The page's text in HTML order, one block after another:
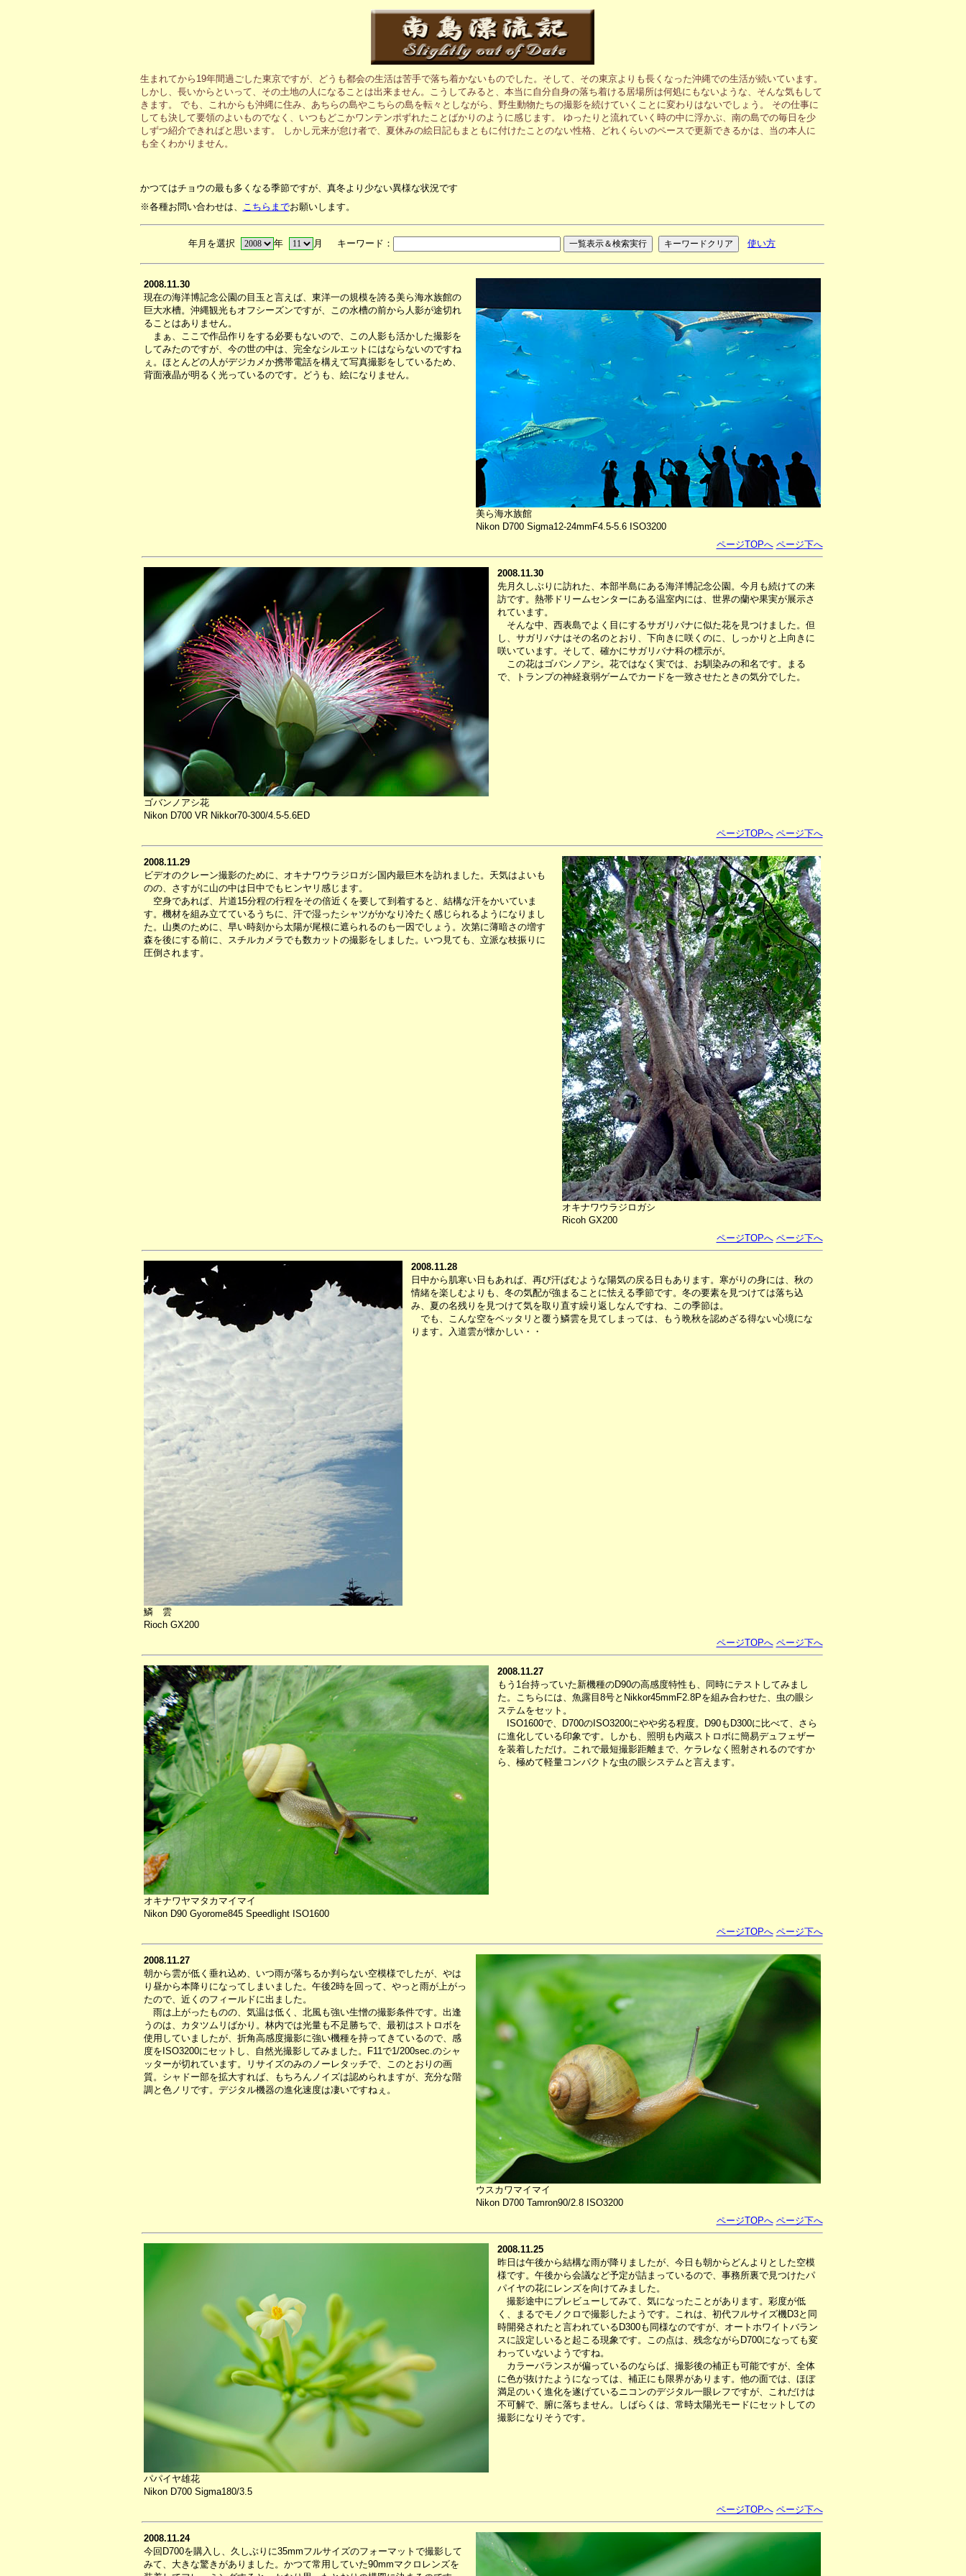
生まれてから19年間過ごした東京ですが、どうも都会の生活は苦手で落ち着かないものでした。そして、その東京よりも長くなった沖縄での生活が続いています。
しかし、長いからといって、その土地の人になることは出来ません。こうしてみると、本当に自分自身の落ち着ける居場所は何処にもないような、そんな気もして
きます。 でも、これからも沖縄に住み、あちらの島やこちらの島を転々としながら、野生動物たちの撮影を続けていくことに変わりはないでしょう。 その仕事に
しても決して要領のよいものでなく、いつもどこかワンテンポずれたことばかりのように感じます。 ゆったりと流れていく時の中に浮かぶ、南の島での毎日を少
しずつ紹介できればと思います。 しかし元来が怠け者で、夏休みの絵日記もまともに付けたことのない性格、どれくらいのペースで更新できるかは、当の本人に
も全くわかりません。
かつてはチョウの最も多くなる季節ですが、真冬より少ない異様な状況です
※各種お問い合わせは、 こちらまでお願いします。
年月を選択 年 月 キーワード： 使い方
2008.11.30
現在の海洋博記念公園の目玉と言えば、東洋一の規模を誇る美ら海水族館の
巨大水槽。沖縄観光もオフシーズンですが、この水槽の前から人影が途切れ
ることはありません。
まぁ、ここで作品作りをする必要もないので、この人影も活かした撮影を
してみたのですが、今の世の中は、完全なシルエットにはならないのですね
ぇ。ほとんどの人がデジカメか携帯電話を構えて写真撮影をしているため、
背面液晶が明るく光っているのです。どうも、絵になりません。
美ら海水族館
Nikon D700 Sigma12-24mmF4.5-5.6 ISO3200
ページTOPへ ページ下へ
ゴバンノアシ花
Nikon D700 VR Nikkor70-300/4.5-5.6ED
2008.11.30
先月久しぶりに訪れた、本部半島にある海洋博記念公園。今月も続けての来
訪です。熱帯ドリームセンターにある温室内には、世界の蘭や果実が展示さ
れています。
そんな中、西表島でよく目にするサガリバナに似た花を見つけました。但
し、サガリバナはその名のとおり、下向きに咲くのに、しっかりと上向きに
咲いています。そして、確かにサガリバナ科の標示が。
この花はゴバンノアシ。花ではなく実では、お馴染みの和名です。まる
で、トランプの神経衰弱ゲームでカードを一致させたときの気分でした。
ページTOPへ ページ下へ
2008.11.29
ビデオのクレーン撮影のために、オキナワウラジロガシ国内最巨木を訪れました。天気はよいも
のの、さすがに山の中は日中でもヒンヤリ感じます。
空身であれば、片道15分程の行程をその倍近くを要して到着すると、結構な汗をかいていま
す。機材を組み立てているうちに、汗で湿ったシャツがかなり冷たく感じられるようになりまし
た。山奥のために、早い時刻から太陽が尾根に遮られるのも一因でしょう。次第に薄暗さの増す
森を後にする前に、スチルカメラでも数カットの撮影をしました。いつ見ても、立派な枝振りに
圧倒されます。
オキナワウラジロガシ
Ricoh GX200
ページTOPへ ページ下へ
鱗 雲
Rioch GX200
2008.11.28
日中から肌寒い日もあれば、再び汗ばむような陽気の戻る日もあります。寒がりの身には、秋の
情緒を楽しむよりも、冬の気配が強まることに怯える季節です。冬の要素を見つけては落ち込
み、夏の名残りを見つけて気を取り直す繰り返しなんですね、この季節は。
でも、こんな空をベッタリと覆う鱗雲を見てしまっては、もう晩秋を認めざる得ない心境にな
ります。入道雲が懐かしい・・
ページTOPへ ページ下へ
オキナワヤマタカマイマイ
Nikon D90 Gyorome845 Speedlight ISO1600
2008.11.27
もう1台持っていた新機種のD90の高感度特性も、同時にテストしてみまし
た。こちらには、魚露目8号とNikkor45mmF2.8Pを組み合わせた、虫の眼シ
ステムをセット。
ISO1600で、D700のISO3200にやや劣る程度。D90もD300に比べて、さら
に進化している印象です。しかも、照明も内蔵ストロボに簡易デュフェザー
を装着しただけ。これで最短撮影距離まで、ケラレなく照射されるのですか
ら、極めて軽量コンパクトな虫の眼システムと言えます。
ページTOPへ ページ下へ
2008.11.27
朝から雲が低く垂れ込め、いつ雨が落ちるか判らない空模様でしたが、やは
り昼から本降りになってしまいました。午後2時を回って、やっと雨が上がっ
たので、近くのフィールドに出ました。
雨は上がったものの、気温は低く、北風も強い生憎の撮影条件です。出逢
うのは、カタツムリばかり。林内では光量も不足勝ちで、最初はストロボを
使用していましたが、折角高感度撮影に強い機種を持ってきているので、感
度をISO3200にセットし、自然光撮影してみました。F11で1/200sec.のシャ
ッターが切れています。リサイズのみのノーレタッチで、このとおりの画
質。シャドー部を拡大すれば、もちろんノイズは認められますが、充分な階
調と色ノリです。デジタル機器の進化速度は凄いですねぇ。
ウスカワマイマイ
Nikon D700 Tamron90/2.8 ISO3200
ページTOPへ ページ下へ
パパイヤ雄花
Nikon D700 Sigma180/3.5
2008.11.25
昨日は午後から結構な雨が降りましたが、今日も朝からどんよりとした空模
様です。午後から会議など予定が詰まっているので、事務所裏で見つけたパ
パイヤの花にレンズを向けてみました。
撮影途中にプレビューしてみて、気になったことがあります。彩度が低
く、まるでモノクロで撮影したようです。これは、初代フルサイズ機D3と同
時開発されたと言われているD300も同様なのですが、オートホワイトバラン
スに設定しいると起こる現象です。この点は、残念ながらD700になっても変
わっていないようですね。
カラーバランスが偏っているのならば、撮影後の補正も可能ですが、全体
に色が抜けたようになっては、補正にも限界があります。他の面では、ほぼ
満足のいく進化を遂げているニコンのデジタル一眼レフですが、これだけは
不可解で、腑に落ちません。しばらくは、常時太陽光モードにセットしての
撮影になりそうです。
ページTOPへ ページ下へ
2008.11.24
今回D700を購入し、久しぶりに35mmフルサイズのフォーマットで撮影して
みて、大きな驚きがありました。かつて常用していた90mmマクロレンズを